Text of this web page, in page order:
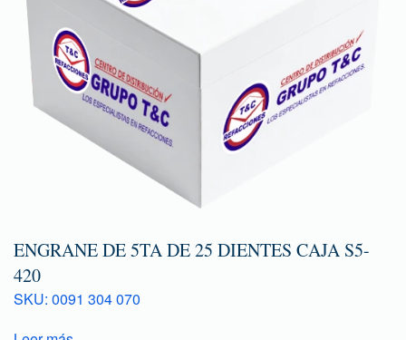
ENGRANE DE 5TA DE 25 DIENTES CAJA S5-
420
SKU: 0091 304 070